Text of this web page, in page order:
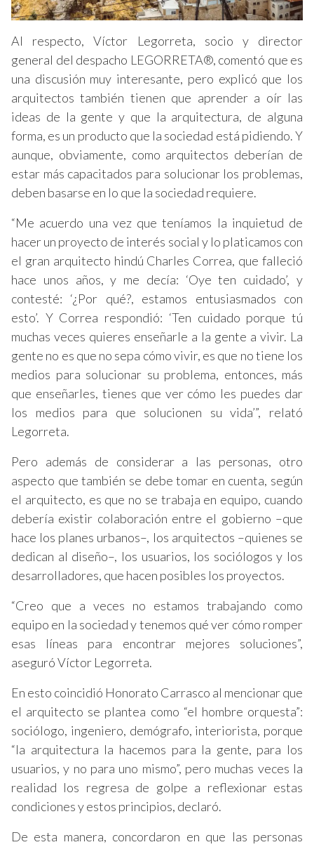
Al respecto, Víctor Legorreta, socio y director
general del despacho LEGORRETA®, comentó que es
una discusión muy interesante, pero explicó que los
arquitectos también tienen que aprender a oír las
ideas de la gente y que la arquitectura, de alguna
forma, es un producto que la sociedad está pidiendo. Y
aunque, obviamente, como arquitectos deberían de
estar más capacitados para solucionar los problemas,
deben basarse en lo que la sociedad requiere.
“Me acuerdo una vez que teníamos la inquietud de
hacer un proyecto de interés social y lo platicamos con
el gran arquitecto hindú Charles Correa, que falleció
hace unos años, y me decía: ‘Oye ten cuidado’, y
contesté: ‘¿Por qué?, estamos entusiasmados con
esto’. Y Correa respondió: ‘Ten cuidado porque tú
muchas veces quieres enseñarle a la gente a vivir. La
gente no es que no sepa cómo vivir, es que no tiene los
medios para solucionar su problema, entonces, más
que enseñarles, tienes que ver cómo les puedes dar
los medios para que solucionen su vida’”, relató
Legorreta.
Pero además de considerar a las personas, otro
aspecto que también se debe tomar en cuenta, según
el arquitecto, es que no se trabaja en equipo, cuando
debería existir colaboración entre el gobierno –que
hace los planes urbanos–, los arquitectos –quienes se
dedican al diseño–, los usuarios, los sociólogos y los
desarrolladores, que hacen posibles los proyectos.
“Creo que a veces no estamos trabajando como
equipo en la sociedad y tenemos qué ver cómo romper
esas líneas para encontrar mejores soluciones”,
aseguró Víctor Legorreta.
En esto coincidió Honorato Carrasco al mencionar que
el arquitecto se plantea como “el hombre orquesta”:
sociólogo, ingeniero, demógrafo, interiorista, porque
“la arquitectura la hacemos para la gente, para los
usuarios, y no para uno mismo”, pero muchas veces la
realidad los regresa de golpe a reflexionar estas
condiciones y estos principios, declaró.
De esta manera, concordaron en que las personas